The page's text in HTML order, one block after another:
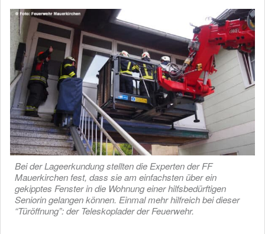
Bei der Lageerkundung stellten die Experten der FF
Mauerkirchen fest, dass sie am einfachsten über ein
gekipptes Fenster in die Wohnung einer hilfsbedürftigen
Seniorin gelangen können. Einmal mehr hilfreich bei dieser
“Türöffnung”: der Teleskoplader der Feuerwehr.